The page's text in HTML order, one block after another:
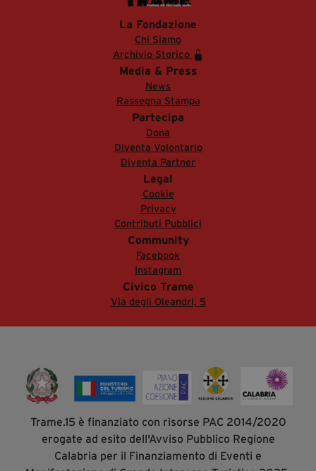
La Fondazione
Chi Siamo
Archivio Storico
Media & Press
News
Rassegna Stampa
Partecipa
Dona
Diventa Volontario
Diventa Partner
Legal
Cookie
Privacy
Contributi Pubblici
Community
Facebook
Instagram
Civico Trame
Via degli Oleandri, 5
Trame.15 è finanziato con risorse PAC 2014/2020
erogate ad esito dell'Avviso Pubblico Regione
Calabria per il Finanziamento di Eventi e